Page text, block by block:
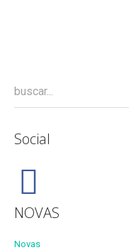
Social
NOVAS
Novas